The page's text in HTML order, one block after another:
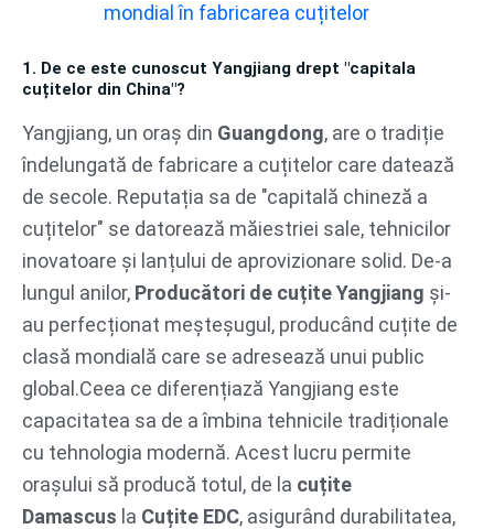
mondial în fabricarea cuțitelor
1. De ce este cunoscut Yangjiang drept "capitala
cuțitelor din China"?
Yangjiang, un oraș din Guangdong, are o tradiție
îndelungată de fabricare a cuțitelor care datează
de secole. Reputația sa de "capitală chineză a
cuțitelor" se datorează măiestriei sale, tehnicilor
inovatoare și lanțului de aprovizionare solid. De-a
lungul anilor, Producători de cuțite Yangjiang și-
au perfecționat meșteșugul, producând cuțite de
clasă mondială care se adresează unui public
global.Ceea ce diferențiază Yangjiang este
capacitatea sa de a îmbina tehnicile tradiționale
cu tehnologia modernă. Acest lucru permite
orașului să producă totul, de la cuțite
Damascus la Cuțite EDC, asigurând durabilitatea,